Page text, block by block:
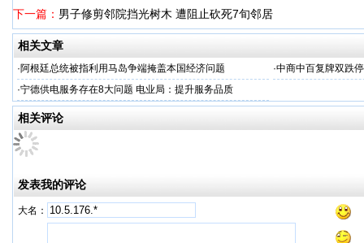
下一篇： 男子修剪邻院挡光树木 遭阻止砍死7旬邻居
相关文章
·阿根廷总统被指利用马岛争端掩盖本国经济问题 ·中商中百复牌双跌
·宁德供电服务存在8大问题 电业局：提升服务品质
相关评论
发表我的评论
大名：